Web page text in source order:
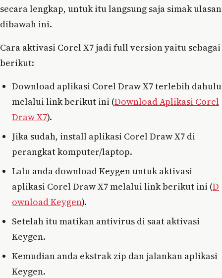
secara lengkap, untuk itu langsung saja simak ulasan
dibawah ini.
Cara aktivasi Corel X7 jadi full version yaitu sebagai
berikut:
Download aplikasi Corel Draw X7 terlebih dahulu
melalui link berikut ini (Download Aplikasi Corel
Draw X7).
Jika sudah, install aplikasi Corel Draw X7 di
perangkat komputer/laptop.
Lalu anda download Keygen untuk aktivasi
aplikasi Corel Draw X7 melalui link berikut ini (D
ownload Keygen).
Setelah itu matikan antivirus di saat aktivasi
Keygen.
Kemudian anda ekstrak zip dan jalankan aplikasi
Keygen.